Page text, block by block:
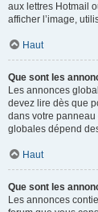
aux lettres Hotmail
afficher l’image,
Haut
Que sont les
Les annonces
devez lire dès que
dans votre
globales dépend
Haut
Que sont les
Les annonces